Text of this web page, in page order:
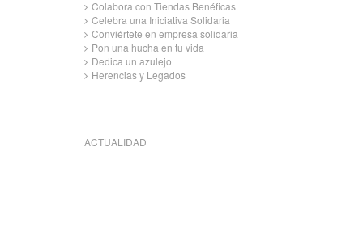
Colabora con Tiendas Benéficas
Celebra una Iniciativa Solidaria
Conviértete en empresa solidaria
Pon una hucha en tu vida
Dedica un azulejo
Herencias y Legados
ACTUALIDAD